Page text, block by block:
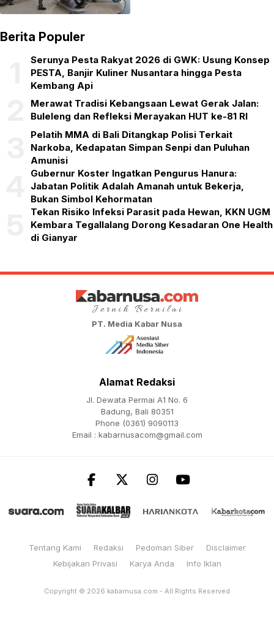
Berita Populer
Serunya Pesta Rakyat 2026 di GWK: Usung Konsep
PESTA, Banjir Kuliner Nusantara hingga Pesta
Kembang Api
Merawat Tradisi Kebangsaan Lewat Gerak Jalan:
Buleleng dan Refleksi Merayakan HUT ke-81 RI
Pelatih MMA di Bali Ditangkap Polisi Terkait
Narkoba, Kedapatan Simpan Senpi dan Puluhan
Amunisi
Gubernur Koster Ingatkan Pengurus Hanura:
Jabatan Politik Adalah Amanah untuk Bekerja,
Bukan Simbol Kehormatan
Tekan Risiko Infeksi Parasit pada Hewan, KKN UGM
Kembara Tegallalang Dorong Kesadaran One Health
di Gianyar
PT. Media Kabar Nusa
Alamat Redaksi
Jl. Dewata Permai A1 No. 6
Badung, Bali 80351
Phone (0361) 9090113
Email : kabarnusacom@gmail.com
Tentang Kami Redaksi Pedoman Siber
Disclaimer
Kebijakan Privasi
Karya Anda Info Iklan
Copyright © 2026 kabarnusa.com - All Rights Reserved